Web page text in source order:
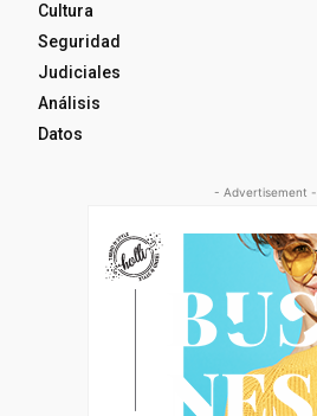
Cultura
Seguridad
Judiciales
Análisis
Datos
- Advertisement -